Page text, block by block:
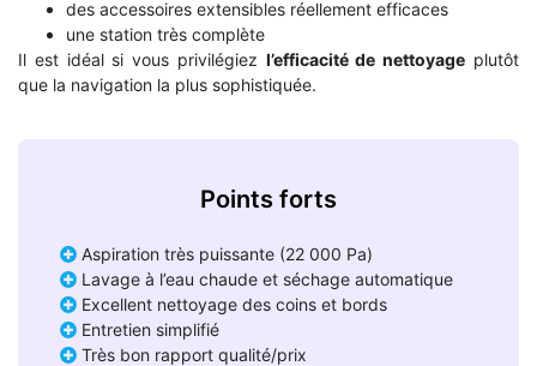
des accessoires extensibles réellement efficaces
une station très complète
Il est idéal si vous privilégiez l’efficacité de nettoyage plutôt
que la navigation la plus sophistiquée.
Points forts
Aspiration très puissante (22 000 Pa)
Lavage à l’eau chaude et séchage automatique
Excellent nettoyage des coins et bords
Entretien simplifié
Très bon rapport qualité/prix